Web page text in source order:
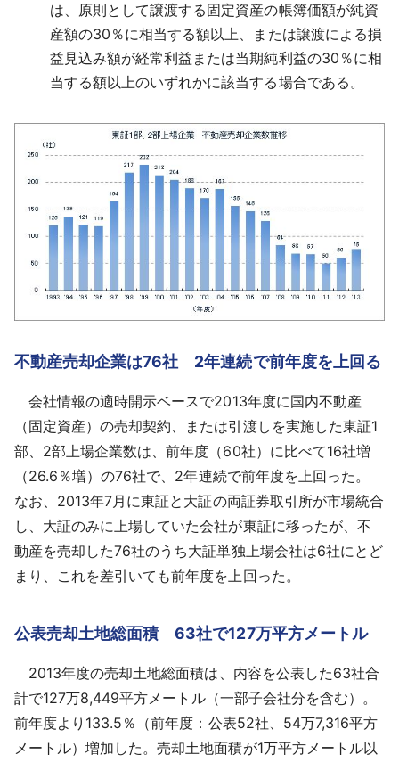
は、原則として譲渡する固定資産の帳簿価額が純資
産額の30％に相当する額以上、または譲渡による損
益見込み額が経常利益または当期純利益の30％に相
当する額以上のいずれかに該当する場合である。
不動産売却企業は76社 2年連続で前年度を上回る
会社情報の適時開示ベースで2013年度に国内不動産
（固定資産）の売却契約、または引渡しを実施した東証1
部、2部上場企業数は、前年度（60社）に比べて16社増
（26.6％増）の76社で、2年連続で前年度を上回った。
なお、2013年7月に東証と大証の両証券取引所が市場統合
し、大証のみに上場していた会社が東証に移ったが、不
動産を売却した76社のうち大証単独上場会社は6社にとど
まり、これを差引いても前年度を上回った。
公表売却土地総面積 63社で127万平方メートル
2013年度の売却土地総面積は、内容を公表した63社合
計で127万8,449平方メートル（一部子会社分を含む）。
前年度より133.5％（前年度：公表52社、54万7,316平方
メートル）増加した。売却土地面積が1万平方メートル以